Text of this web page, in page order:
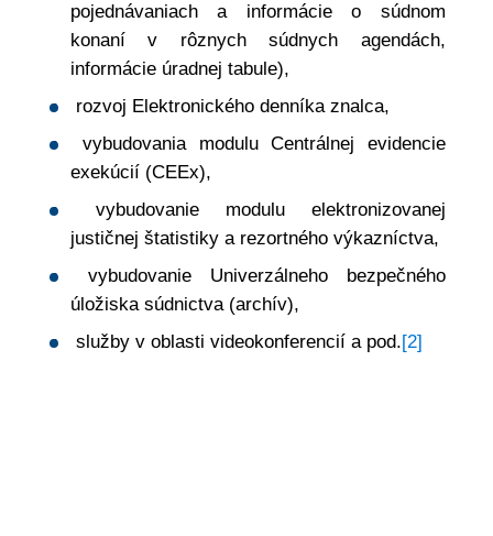
pojednávaniach a informácie o súdnom
konaní v rôznych súdnych agendách,
informácie úradnej tabule),
rozvoj Elektronického denníka znalca,
vybudovania modulu Centrálnej evidencie
exekúcií (CEEx),
vybudovanie modulu elektronizovanej
justičnej štatistiky a rezortného výkazníctva,
vybudovanie Univerzálneho bezpečného
úložiska súdnictva (archív),
služby v oblasti videokonferencií a pod.[2]